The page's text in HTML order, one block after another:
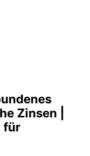
Zinsen |
für